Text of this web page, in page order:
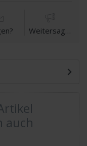
Weitersagen
auch